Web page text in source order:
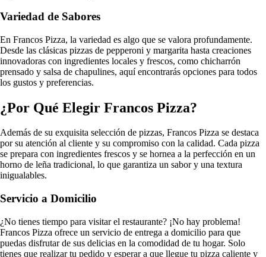
Variedad de Sabores
En Francos Pizza, la variedad es algo que se valora profundamente.
Desde las clásicas pizzas de pepperoni y margarita hasta creaciones
innovadoras con ingredientes locales y frescos, como chicharrón
prensado y salsa de chapulines, aquí encontrarás opciones para todos
los gustos y preferencias.
¿Por Qué Elegir Francos Pizza?
Además de su exquisita selección de pizzas, Francos Pizza se destaca
por su atención al cliente y su compromiso con la calidad. Cada pizza
se prepara con ingredientes frescos y se hornea a la perfección en un
horno de leña tradicional, lo que garantiza un sabor y una textura
inigualables.
Servicio a Domicilio
¿No tienes tiempo para visitar el restaurante? ¡No hay problema!
Francos Pizza ofrece un servicio de entrega a domicilio para que
puedas disfrutar de sus delicias en la comodidad de tu hogar. Solo
tienes que realizar tu pedido y esperar a que llegue tu pizza caliente y